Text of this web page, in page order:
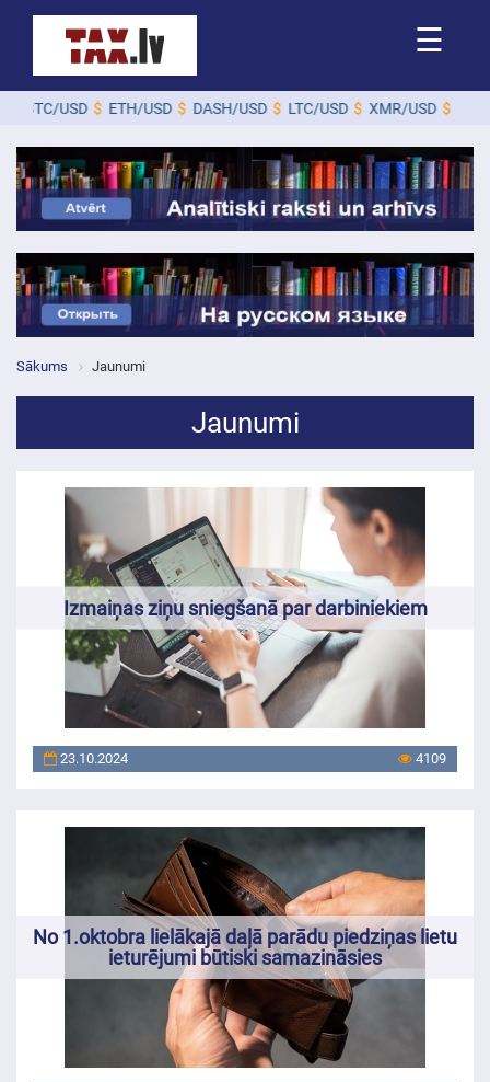
☰
ETH/USD $ DASH/USD$ LTC/USD $ XMR/USD $ ZEC/USD
Sākums Jaunumi
Jaunumi
Izmaiņas ziņu sniegšanā par darbiniekiem
23.10.2024 4109
No 1.oktobra lielākajā daļā parādu piedziņas lietu
ieturējumi būtiski samazināsies